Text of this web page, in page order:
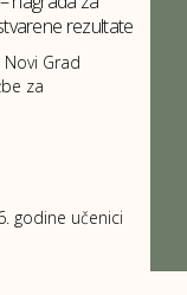
rezultate
Grad
za
godine učenici